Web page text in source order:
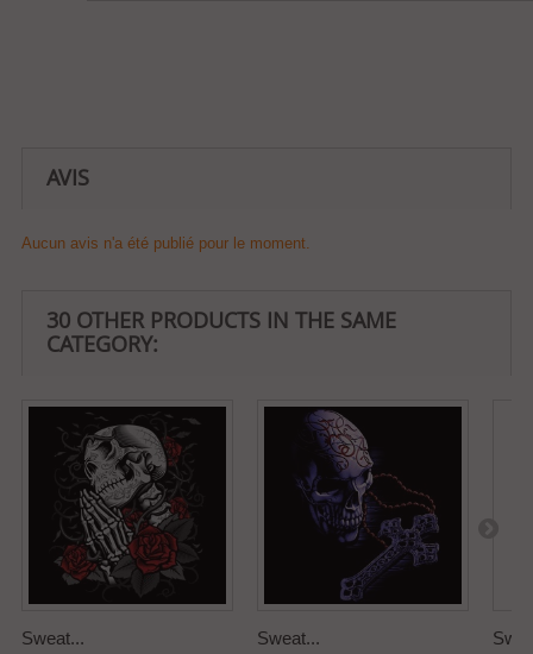
AVIS
Aucun avis n'a été publié pour le moment.
30 OTHER PRODUCTS IN THE SAME
CATEGORY:
Sweat... Sweat...